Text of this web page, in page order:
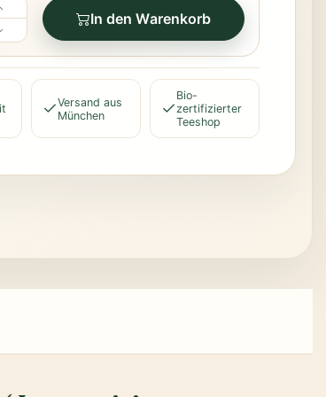
In den Warenkorb
Versand aus
München
Bio-
zertifizierter
Teeshop